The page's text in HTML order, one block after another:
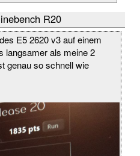
R20
E5 2620 v3 auf einem
langsamer als meine 2
genau so schnell wie